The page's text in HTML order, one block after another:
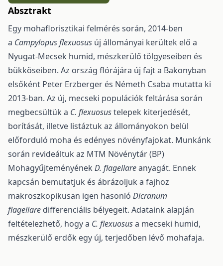
Absztrakt
Egy mohaflorisztikai felmérés során, 2014-ben
a Campylopus flexuosus új állományai kerültek elő a
Nyugat-Mecsek humid, mészkerülő tölgyeseiben és
bükköseiben. Az ország flórájára új fajt a Bakonyban
elsőként Peter Erzberger és Németh Csaba mutatta ki
2013-ban. Az új, mecseki populációk feltárása során
megbecsültük a C. flexuosustelepek kiterjedését,
borítását, illetve listáztuk az állományokon belül
előforduló moha és edényes növényfajokat. Munkánk
során revideáltuk az MTM Növénytár (BP)
Mohagyűjteményének D. flagellareanyagát. Ennek
kapcsán bemutatjuk és ábrázoljuk a fajhoz
makroszkopikusan igen hasonló Dicranum
flagellare differenciális bélyegeit. Adataink alapján
feltételezhető, hogy a C. flexuosusa mecseki humid,
mészkerülő erdők egy új, terjedőben lévő mohafaja.